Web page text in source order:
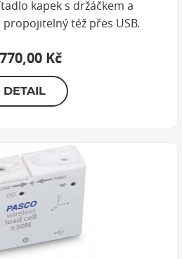
kapek s držáčkem a
též přes USB.
Kč
DETAIL